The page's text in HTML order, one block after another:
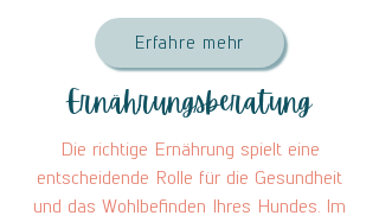
Erfahre mehr
Ernährungsberatung
Die richtige Ernährung spielt eine
entscheidende Rolle für die Gesundheit
und das Wohlbefinden Ihres Hundes. Im